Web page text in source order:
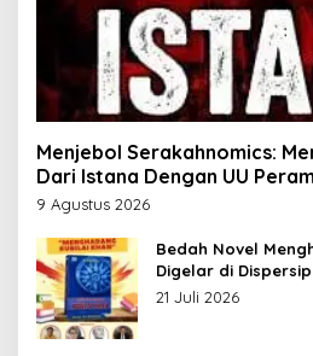
Menjebol Serakahnomics:
Dari Istana Dengan UU
9 Agustus 2026
Bedah Novel
Digelar di
Menyelami
21 Juli 2026